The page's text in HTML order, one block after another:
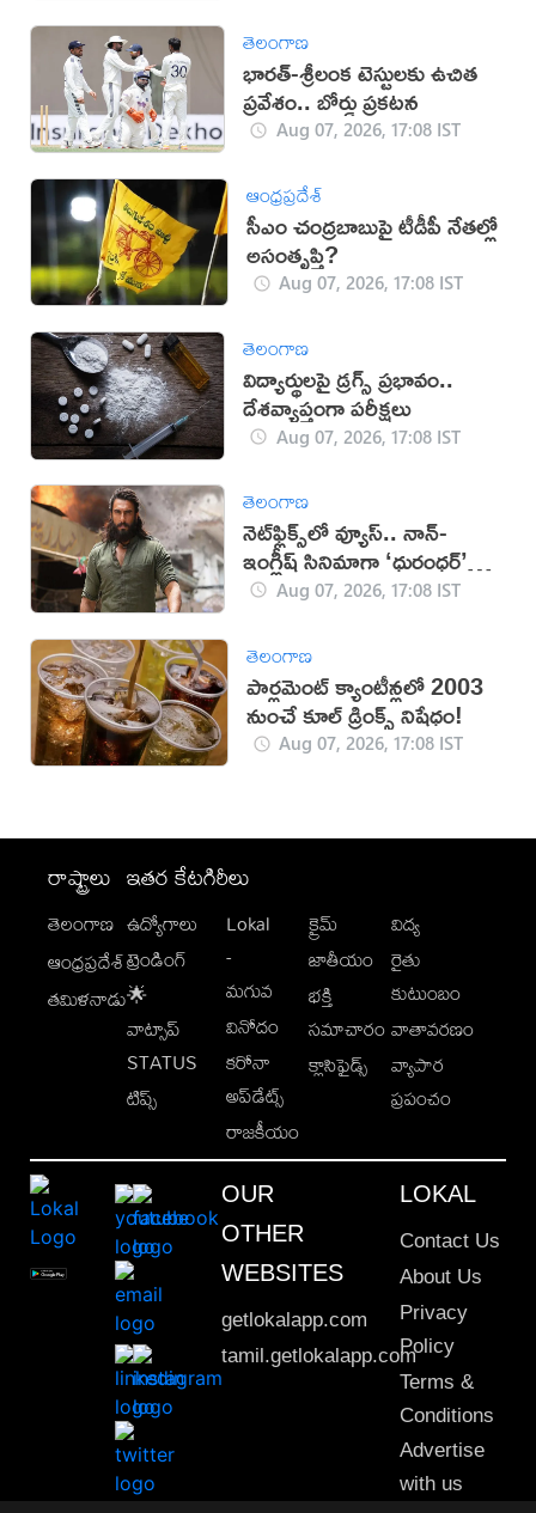
తెలంగాణ
భారత్-శ్రీలంక టెస్టులకు ఉచిత
ప్రవేశం.. బోర్డు ప్రకటన
Aug 07, 2026, 17:08 IST
ఆంధ్రప్రదేశ్
సీఎం చంద్రబాబుపై టీడీపీ నేతల్లో
అసంతృప్తి?
Aug 07, 2026, 17:08 IST
తెలంగాణ
విద్యార్థులపై డ్రగ్స్ ప్రభావం..
దేశవ్యాప్తంగా పరీక్షలు
Aug 07, 2026, 17:08 IST
తెలంగాణ
నెట్‌ఫ్లిక్స్‌లో వ్యూస్.. నాన్-
ఇంగ్లీష్ సినిమాగా ‘ధురంధర్’
రికార్డుAug 07, 2026, 17:08 IST
తెలంగాణ
పార్లమెంట్ క్యాంటీన్లలో 2003
నుంచే కూల్ డ్రింక్స్ నిషేధం!
Aug 07, 2026, 17:08 IST
రాష్ట్రాలు
తెలంగాణ
ఆంధ్రప్రదేశ్
తమిళనాడు
ఇతర కేటగిరీలు
ఉద్యోగాలు
ట్రెండింగ్
🌟
వాట్సాప్
STATUS
టిప్స్
Lokal
-
మగువ
వినోదం
కరోనా
అప్‌డేట్స్
రాజకీయం
క్రైమ్
జాతీయం
భక్తి
సమాచారం
క్లాసిఫైడ్స్
విద్య
రైతు
కుటుంబం
వాతావరణం
వ్యాపార
ప్రపంచం
OUR
OTHER
WEBSITES
getlokalapp.com
tamil.getlokalapp.com
LOKAL
Contact Us
About Us
Privacy
Policy
Terms &
Conditions
Advertise
with us